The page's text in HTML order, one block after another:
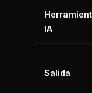
IA
Salida